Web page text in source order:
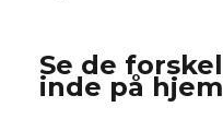
Se de
inde på